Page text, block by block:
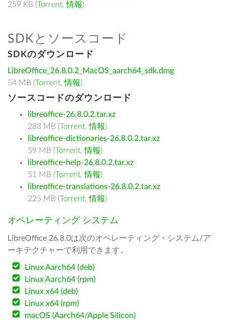
259 KB (Torrent,情報)
SDKとソースコード
SDKのダウンロード
LibreOffice_26.8.0.2_MacOS_aarch64_sdk.dmg
54 MB (Torrent,情報)
ソースコードのダウンロード
libreoffice-26.8.0.2.tar.xz
288 MB (Torrent,情報)
libreoffice-dictionaries-26.8.0.2.tar.xz
59 MB (Torrent,情報)
libreoffice-help-26.8.0.2.tar.xz
51 MB (Torrent,情報)
libreoffice-translations-26.8.0.2.tar.xz
225 MB (Torrent,情報)
オペレーティング システム
LibreOffice 26.8.0は次のオペレーティング・システム/ア
ーキテクチャーで利用できます。
Linux Aarch64 (deb)
Linux Aarch64 (rpm)
Linux x64 (deb)
Linux x64 (rpm)
macOS (Aarch64/Apple Silicon)